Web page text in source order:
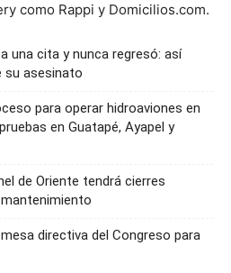
como Rappi y Domicilios.com.
una cita y nunca regresó: así
su asesinato
para operar hidroaviones en
en Guatapé, Ayapel y
de Oriente tendrá cierres
directiva del Congreso para